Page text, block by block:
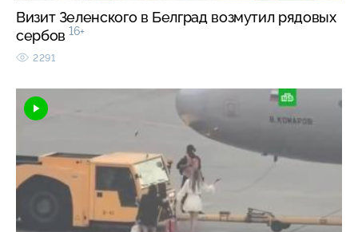
Визит Зеленского в Белград возмутил рядовых
сербов 16+
2291